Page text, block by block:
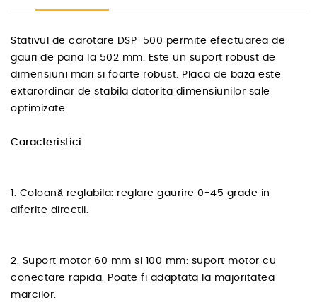
Stativul de carotare DSP-500 permite efectuarea de
gauri de pana la 502 mm. Este un suport robust de
dimensiuni mari si foarte robust. Placa de baza este
extarordinar de stabila datorita dimensiunilor sale
optimizate.
Caracteristici
1. Coloană reglabila: reglare gaurire 0-45 grade in
diferite directii.
2. Suport motor 60 mm si 100 mm: suport motor cu
conectare rapida. Poate fi adaptata la majoritatea
marcilor.